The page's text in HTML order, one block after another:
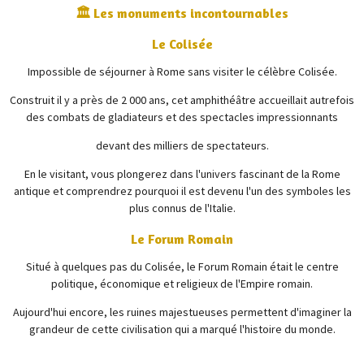
🏛️ Les monuments incontournables
Le Colisée
Impossible de séjourner à Rome sans visiter le célèbre Colisée.
Construit il y a près de 2 000 ans, cet amphithéâtre accueillait autrefois
des combats de gladiateurs et des spectacles impressionnants
devant des milliers de spectateurs.
En le visitant, vous plongerez dans l'univers fascinant de la Rome
antique et comprendrez pourquoi il est devenu l'un des symboles les
plus connus de l'Italie.
Le Forum Romain
Situé à quelques pas du Colisée, le Forum Romain était le centre
politique, économique et religieux de l'Empire romain.
Aujourd'hui encore, les ruines majestueuses permettent d'imaginer la
grandeur de cette civilisation qui a marqué l'histoire du monde.